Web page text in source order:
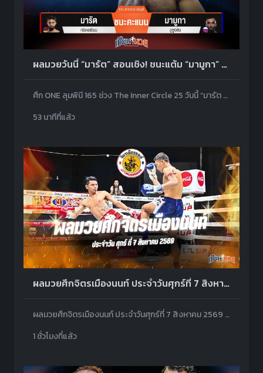
ผลมวยวันนี้ “มารัต” สอนเชิง! ชนะแต้ม “มามูกา” ลิ่วทัวร์นาเมนต์ คิกบ็อกซิง
ศึก ONE ลุมพินี 165 ช่วง The Inner Circle 25 วันนี้ “มารัต กริกอเรียน” เดินเตะขาต่อยหมัดไล่อัดจนชนะคะแนน “มามูกา อูซูบิยัน” ลิ่วรอบต่อไป ONE ซามูไร ทัวร์นาเมนต์ คิกบ็อกซิง
53 นาทีที่แล้ว
ผลมวยศึกจิตรเมืองนนท์ ประจำวันศุกร์ที่ 7 สิงหาคม 2569
ผลมวยศึกจิตรเมืองนนท์ ประจำวันศุกร์ที่ 7 สิงหาคม 2569 โดยมีคู่เอกเป็น ตาลเดี่ยว ป.ประวิทย์ พบ พิชัย ม.ราชภัฎโคราช
1 ชั่วโมงที่แล้ว